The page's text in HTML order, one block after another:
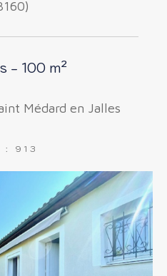
- 100 m²
Médard en Jalles
: 913
DE COEUR
NOUVEAUTÉS